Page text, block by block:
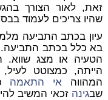
זאת, לאור הצורך
שהיו צריכים לעמוד
עיון בכתב התביעה
בא כלל בכתב התביעה.
הטעיה או מצג שווא.
הייתה, כמצוטט לעיל,
המהווה אי התאמה
שבגינה זכאי המשיב